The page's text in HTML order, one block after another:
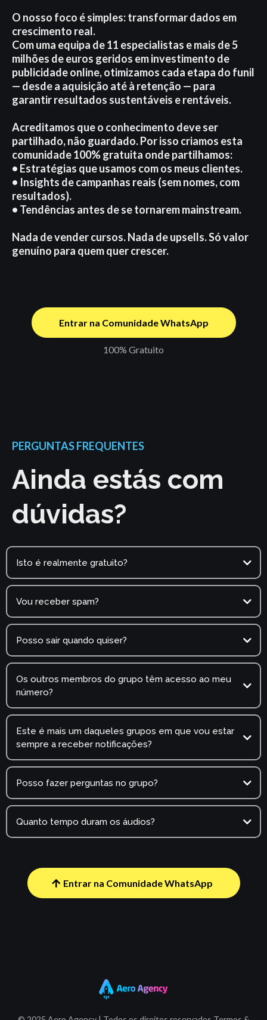
O nosso foco é simples: transformar dados em
crescimento real.
Com uma equipa de 11 especialistas e mais de 5
milhões de euros geridos em investimento de
publicidade online, otimizamos cada etapa do funil
— desde a aquisição até à retenção — para
garantir resultados sustentáveis e rentáveis.
Acreditamos que o conhecimento deve ser
partilhado, não guardado. Por isso criamos esta
comunidade 100% gratuita onde partilhamos:
• Estratégias que usamos com os meus clientes.
• Insights de campanhas reais (sem nomes, com
resultados).
• Tendências antes de se tornarem mainstream.
Nada de vender cursos. Nada de upsells. Só valor
genuíno para quem quer crescer.
Entrar na Comunidade WhatsApp
100% Gratuito
PERGUNTAS FREQUENTES
Ainda estás com
dúvidas?
Isto é realmente gratuito?
Vou receber spam?
Posso sair quando quiser?
Os outros membros do grupo têm acesso ao meu
número?
Este é mais um daqueles grupos em que vou estar
sempre a receber notificações?
Posso fazer perguntas no grupo?
Quanto tempo duram os áudios?
Entrar na Comunidade WhatsApp